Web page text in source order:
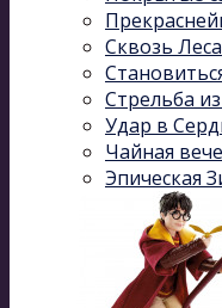
Сквозь Леса
Стрельба
Удар в
Чайная
Эпическая